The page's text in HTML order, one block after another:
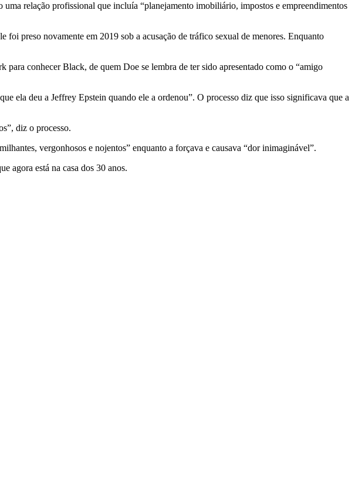
relação profissional que incluía “planejamento imobiliário, impostos e empreendimentos
foi preso novamente em 2019 sob a acusação de tráfico sexual de menores. Enquanto
conhecer Black, de quem Doe se lembra de ter sido apresentado como o “amigo
ela deu a Jeffrey Epstein quando ele a ordenou”. O processo diz que isso significava que a
diz o processo.
vergonhosos e nojentos” enquanto a forçava e causava “dor inimaginável”.
agora está na casa dos 30 anos.